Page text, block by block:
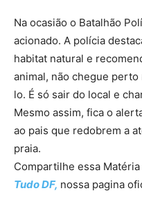
Na ocasião o Batalhão
acionado. A polícia
habitat natural e
animal, não chegue
lo. É só sair do local e
Mesmo assim, fica o
ao pais que redobrem a
praia.
Compartilhe essa
Tudo DF, nossa pagina